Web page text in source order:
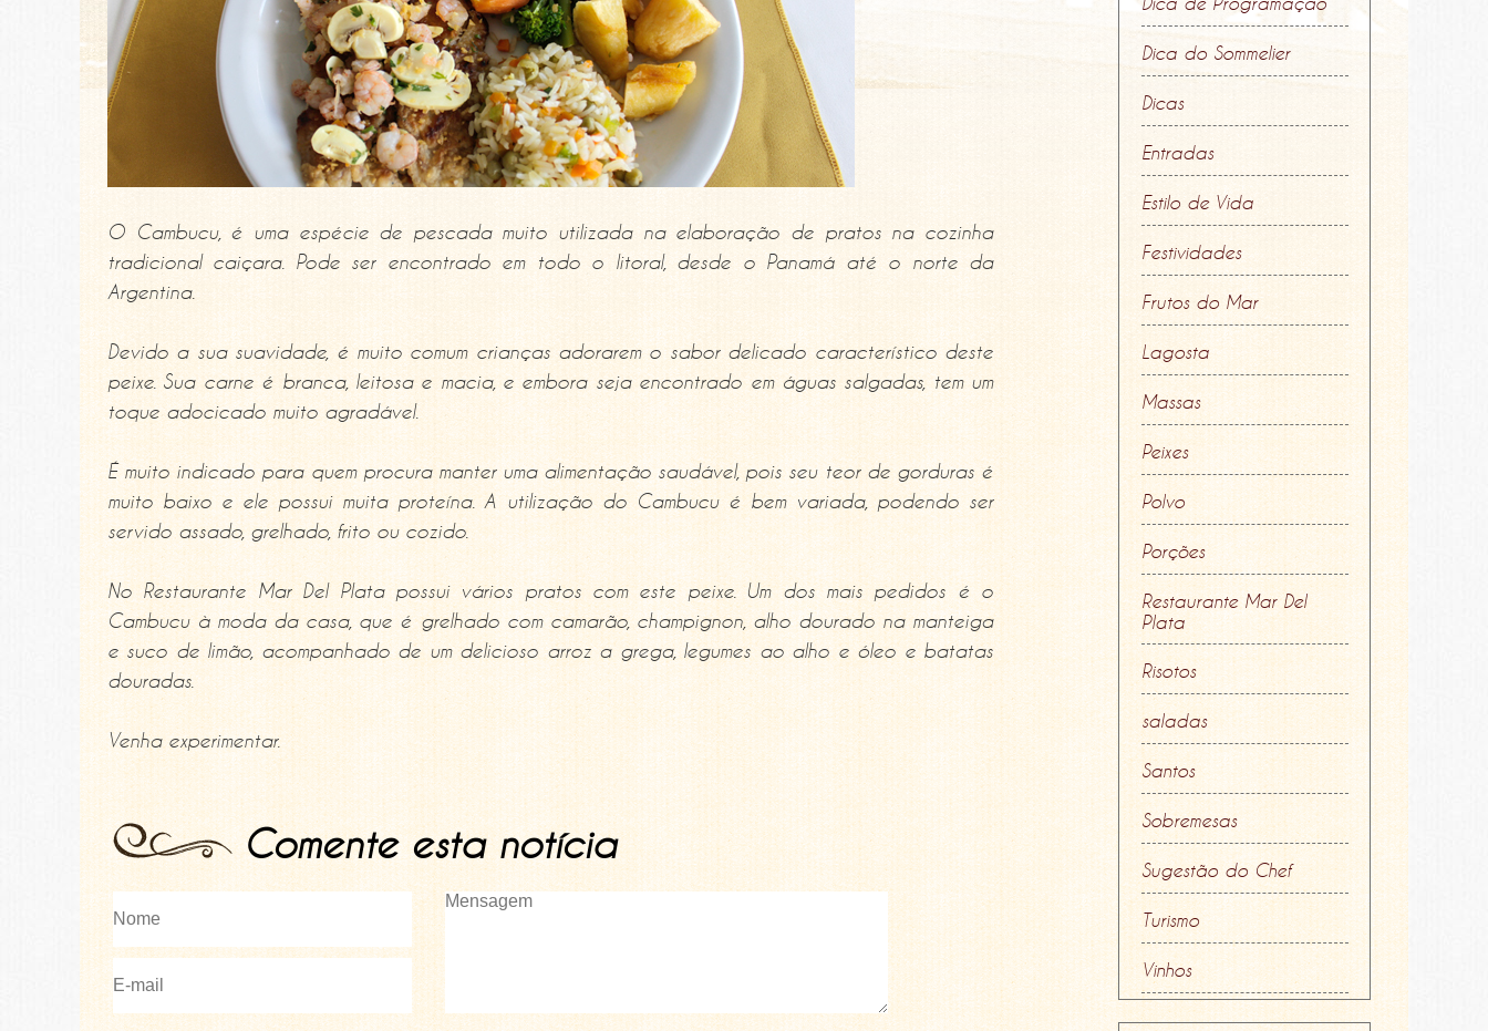
O Cambucu, é uma espécie de pescada muito utilizada na elaboração de pratos na cozinha
tradicional caiçara. Pode ser encontrado em todo o litoral, desde o Panamá até o norte da
Argentina.
Devido a sua suavidade, é muito comum crianças adorarem o sabor delicado característico deste
peixe. Sua carne é branca, leitosa e macia, e embora seja encontrado em águas salgadas, tem um
toque adocicado muito agradável.
É muito indicado para quem procura manter uma alimentação saudável, pois seu teor de gorduras é
muito baixo e ele possui muita proteína. A utilização do Cambucu é bem variada, podendo ser
servido assado, grelhado, frito ou cozido.
No Restaurante Mar Del Plata possui vários pratos com este peixe. Um dos mais pedidos é o
Cambucu à moda da casa, que é grelhado com camarão, champignon, alho dourado na manteiga
e suco de limão, acompanhado de um delicioso arroz a grega, legumes ao alho e óleo e batatas
douradas.
Venha experimentar.
Comente esta notícia
Dica do Sommelier
Dicas
Entradas
Estilo de Vida
Festividades
Frutos do Mar
Lagosta
Massas
Peixes
Polvo
Porções
Restaurante Mar Del
Plata
Risotos
saladas
Santos
Sobremesas
Sugestão do Chef
Turismo
Vinhos